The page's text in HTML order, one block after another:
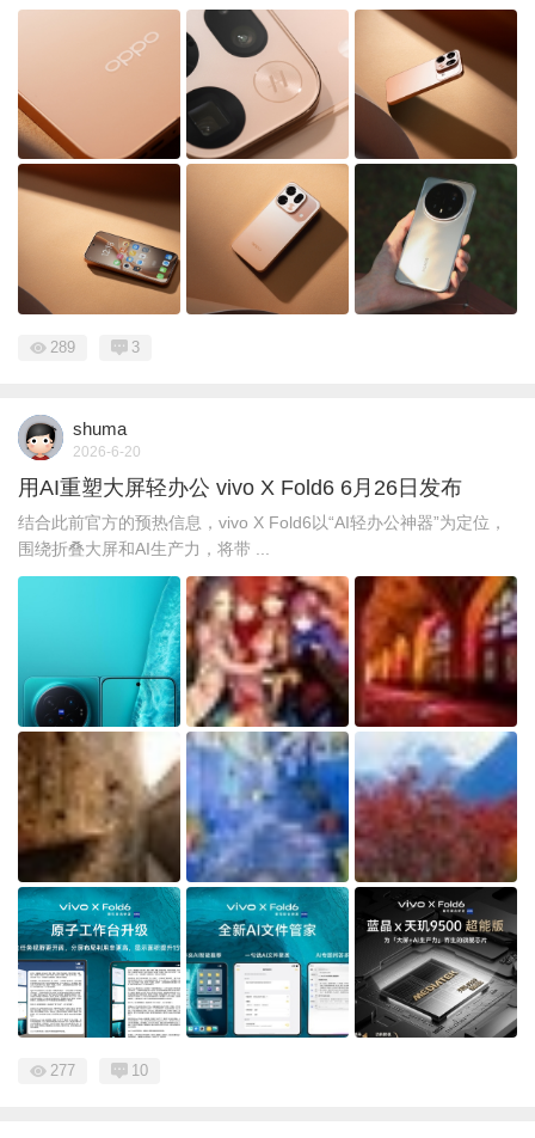
289 3
shuma
2026-6-20
用AI重塑大屏轻办公 vivo X Fold6 6月26日发布
结合此前官方的预热信息，vivo X Fold6以“AI轻办公神器”为定位，
围绕折叠大屏和AI生产力，将带 ...
277 10